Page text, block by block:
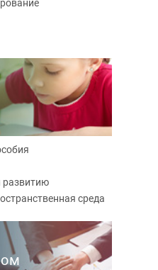
развитию
среда